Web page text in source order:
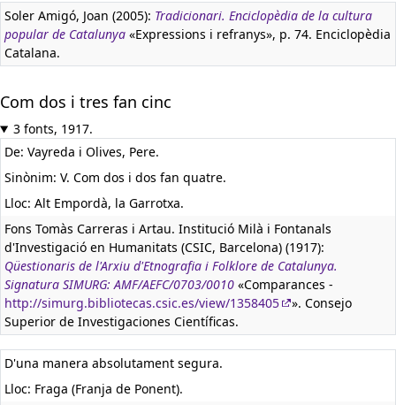
Soler Amigó, Joan (2005): Tradicionari. Enciclopèdia de la cultura
popular de Catalunya «Expressions i refranys», p. 74. Enciclopèdia
Catalana.
Com dos i tres fan cinc
3 fonts, 1917.
De: Vayreda i Olives, Pere.
Sinònim: V. Com dos i dos fan quatre.
Lloc: Alt Empordà, la Garrotxa.
Fons Tomàs Carreras i Artau. Institució Milà i Fontanals
d'Investigació en Humanitats (CSIC, Barcelona) (1917):
Qüestionaris de l'Arxiu d'Etnografia i Folklore de Catalunya.
Signatura SIMURG: AMF/AEFC/0703/0010 «Comparances -
http://simurg.bibliotecas.csic.es/view/1358405
». Consejo
Superior de Investigaciones Científicas.
D'una manera absolutament segura.
Lloc: Fraga (Franja de Ponent).